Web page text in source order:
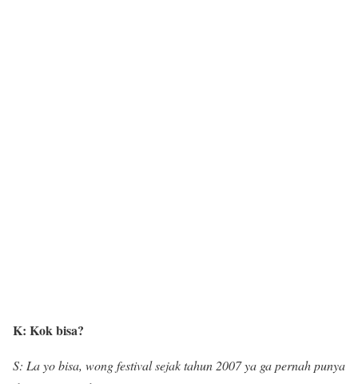
K: Kok bisa?
S: La yo bisa, wong festival sejak tahun 2007 ya ga pernah punya